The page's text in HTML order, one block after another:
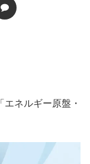
ネルギー原盤・